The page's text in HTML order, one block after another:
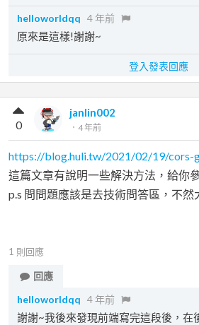
helloworldqq 4 年前
原來是這樣!謝謝~
登入發表回應
janlin002
． 4 年前
0
https://blog.huli.tw/2021/02/19/cors-
這篇文章有說明一些解決方法，給你
p.s 問問題應該是去技術問答區，不
1 則回應
回應
helloworldqq 4 年前
謝謝~我後來發現前端寫完這段後，在